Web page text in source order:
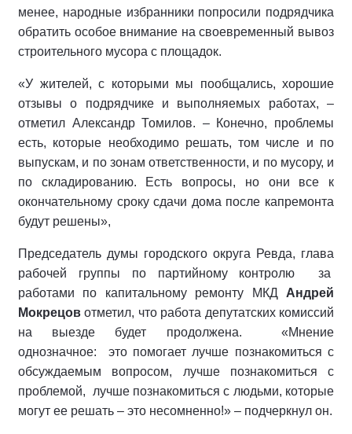
менее, народные избранники попросили подрядчика
обратить особое внимание на своевременный вывоз
строительного мусора с площадок.
«У жителей, с которыми мы пообщались, хорошие
отзывы о подрядчике и выполняемых работах, –
отметил Александр Томилов. – Конечно, проблемы
есть, которые необходимо решать, том числе и по
выпускам, и по зонам ответственности, и по мусору, и
по складированию. Есть вопросы, но они все к
окончательному сроку сдачи дома после капремонта
будут решены»,
Председатель думы городского округа Ревда, глава
рабочей группы по партийному контролю за
работами по капитальному ремонту МКД Андрей
Мокрецов отметил, что работа депутатских комиссий
на выезде будет продолжена. «Мнение
однозначное: это помогает лучше познакомиться с
обсуждаемым вопросом, лучше познакомиться с
проблемой, лучше познакомиться с людьми, которые
могут ее решать – это несомненно!» – подчеркнул он.